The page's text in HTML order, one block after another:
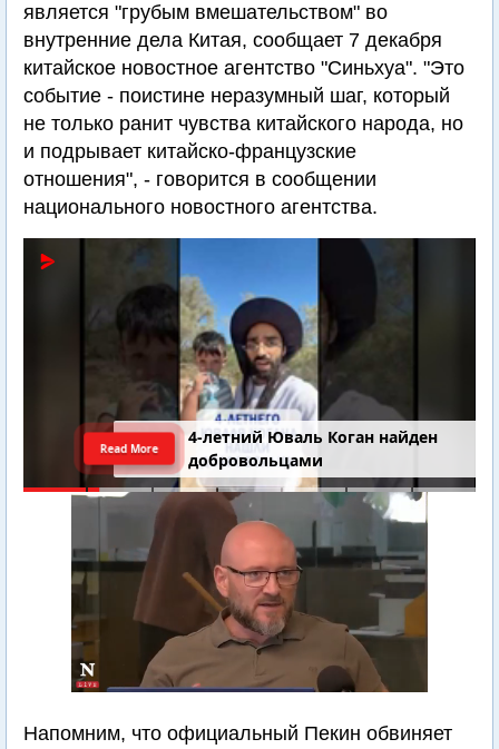
является "грубым вмешательством" во
внутренние дела Китая, сообщает 7 декабря
китайское новостное агентство "Синьхуа". "Это
событие - поистине неразумный шаг, который
не только ранит чувства китайского народа, но
и подрывает китайско-французские
отношения", - говорится в сообщении
национального новостного агентства.
4-летний Юваль Коган найден
добровольцами
Read More
Напомним, что официальный Пекин обвиняет